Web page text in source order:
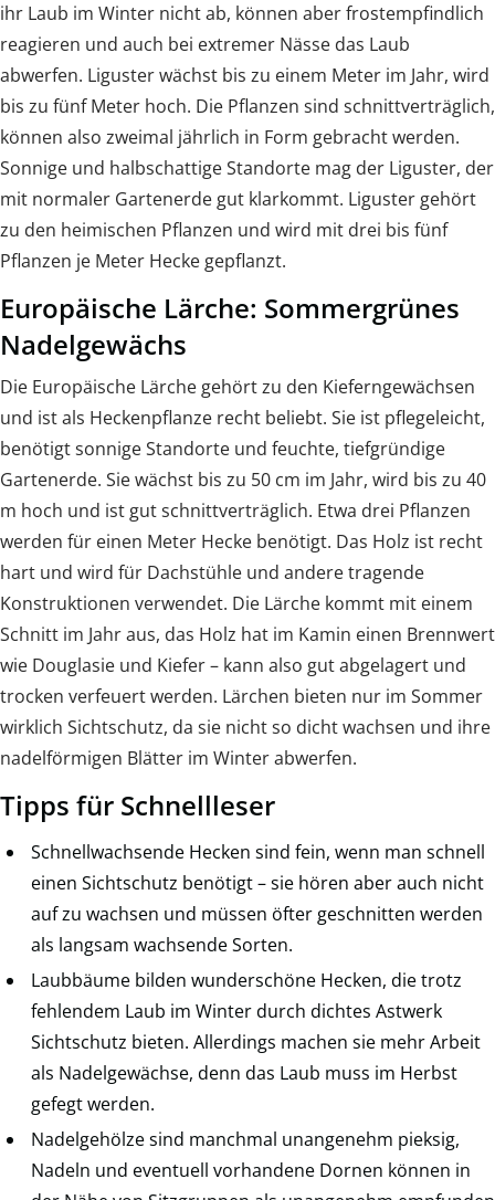
ihr Laub im Winter nicht ab, können aber frostempfindlich
reagieren und auch bei extremer Nässe das Laub
abwerfen. Liguster wächst bis zu einem Meter im Jahr, wird
bis zu fünf Meter hoch. Die Pflanzen sind schnittverträglich,
können also zweimal jährlich in Form gebracht werden.
Sonnige und halbschattige Standorte mag der Liguster, der
mit normaler Gartenerde gut klarkommt. Liguster gehört
zu den heimischen Pflanzen und wird mit drei bis fünf
Pflanzen je Meter Hecke gepflanzt.
Europäische Lärche: Sommergrünes
Nadelgewächs
Die Europäische Lärche gehört zu den Kieferngewächsen
und ist als Heckenpflanze recht beliebt. Sie ist pflegeleicht,
benötigt sonnige Standorte und feuchte, tiefgründige
Gartenerde. Sie wächst bis zu 50 cm im Jahr, wird bis zu 40
m hoch und ist gut schnittverträglich. Etwa drei Pflanzen
werden für einen Meter Hecke benötigt. Das Holz ist recht
hart und wird für Dachstühle und andere tragende
Konstruktionen verwendet. Die Lärche kommt mit einem
Schnitt im Jahr aus, das Holz hat im Kamin einen Brennwert
wie Douglasie und Kiefer – kann also gut abgelagert und
trocken verfeuert werden. Lärchen bieten nur im Sommer
wirklich Sichtschutz, da sie nicht so dicht wachsen und ihre
nadelförmigen Blätter im Winter abwerfen.
Tipps für Schnellleser
Schnellwachsende Hecken sind fein, wenn man schnell
einen Sichtschutz benötigt – sie hören aber auch nicht
auf zu wachsen und müssen öfter geschnitten werden
als langsam wachsende Sorten.
Laubbäume bilden wunderschöne Hecken, die trotz
fehlendem Laub im Winter durch dichtes Astwerk
Sichtschutz bieten. Allerdings machen sie mehr Arbeit
als Nadelgewächse, denn das Laub muss im Herbst
gefegt werden.
Nadelgehölze sind manchmal unangenehm pieksig,
Nadeln und eventuell vorhandene Dornen können in